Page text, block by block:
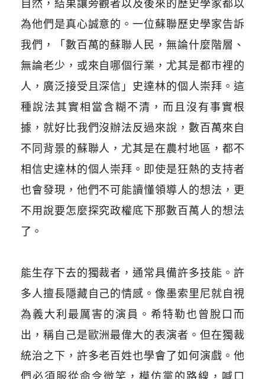
自然，結果讓旁觀者以及後來的歷史學家都以
為他們是真心誠意的。一位蘇聯歷史學家告訴
我們，「數百萬的蘇聯人民，無論什麼階層、
無論老少，或來自哪個行業，尤其是都市裡的
人，廣泛接受且深信」史達林的個人崇拜。這
種說法其實相當含糊不清，而且沒有事實根
據，就好比我們沒辦法反過來說，數百萬來自
不同背景的蘇聯人，尤其是在農村地區，都不
相信史達林的個人崇拜。即使是狂熱的支持者
也會發現，他們不可能讀懂領導人的想法，更
不用說要怎麼探究政權底下那數百萬人的想法
了。
能生存下去的獨裁者，通常具備許多技能。許
多人擅長隱藏自己的情感。像墨索里尼就自視
為義大利最厲害的演員。希特勒也曾脫口而
出，稱自己是歐洲最偉大的表演者。但在獨裁
統治之下，許多老百姓也學會了如何演戲。他
們必須服從命令微笑，模仿黨的路線，喊口